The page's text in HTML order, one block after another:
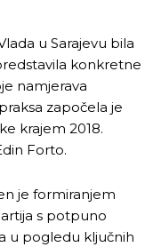
u Sarajevu bila
konkretne
namjerava
započela je
krajem 2018.
Forto.
je formiranjem
s potpuno
u pogledu ključnih